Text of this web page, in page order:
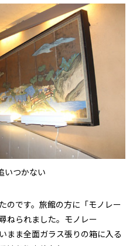
いつかない
のです。旅館の方に「モノレー
ねられました。モノレー
ま全面ガラス張りの箱に入る